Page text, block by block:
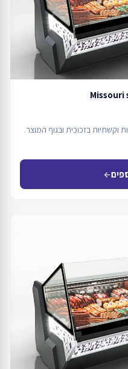
Missouri
וקשתיות בזכוכית ובגוף המוצר.
arrow_back